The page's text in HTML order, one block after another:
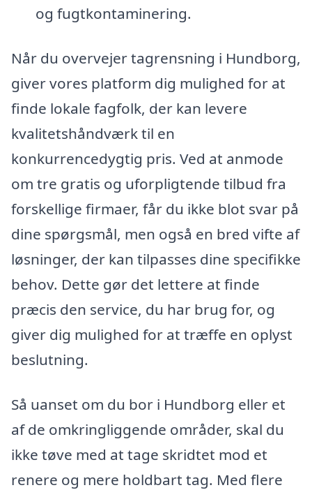
og fugtkontaminering.
Når du overvejer tagrensning i Hundborg,
giver vores platform dig mulighed for at
finde lokale fagfolk, der kan levere
kvalitetshåndværk til en
konkurrencedygtig pris. Ved at anmode
om tre gratis og uforpligtende tilbud fra
forskellige firmaer, får du ikke blot svar på
dine spørgsmål, men også en bred vifte af
løsninger, der kan tilpasses dine specifikke
behov. Dette gør det lettere at finde
præcis den service, du har brug for, og
giver dig mulighed for at træffe en oplyst
beslutning.
Så uanset om du bor i Hundborg eller et
af de omkringliggende områder, skal du
ikke tøve med at tage skridtet mod et
renere og mere holdbart tag. Med flere